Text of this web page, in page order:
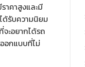
าคาสูงและมี
ด้รับความนิยม
ะอยากได้รถ
อกแบบที่ไม่